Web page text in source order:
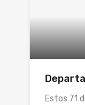
Estos 71